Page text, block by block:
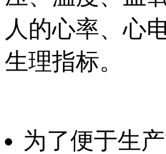
人的心率、心
生理指标。
为了便于生